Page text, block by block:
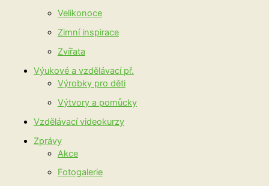
Velikonoce
Zimní inspirace
Zvířata
Výukové a vzdělávací př.
Výrobky pro děti
Výtvory a pomůcky
Vzdělávací videokurzy
Zprávy
Akce
Fotogalerie